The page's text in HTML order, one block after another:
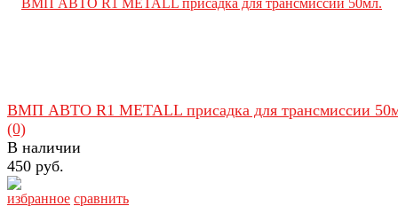
избранное сравнить
ВМП АВТО R1 METALL присадка для трансмиссии
(0)
В наличии
450 руб.